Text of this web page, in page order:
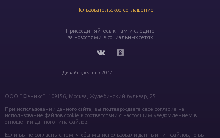
Пользовательское соглашение
Присоединяйтесь к нам и следите
за новостями в социальных сетях
Дизайн сделан в 2017
ООО "Феникс", 109156, Москва, Жулебинский бульвар, 25
При использовании данного сайта, вы подтверждаете свое согласие на
использование файлов cookie в соответствии с настоящим уведомлением в
отношении данного типа файлов.
Если вы не согласны с тем, чтобы мы использовали данный тип файлов, то вы